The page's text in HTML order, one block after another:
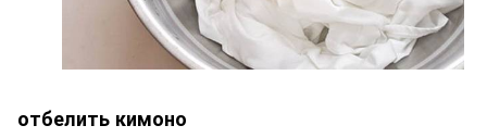
отбелить кимоно